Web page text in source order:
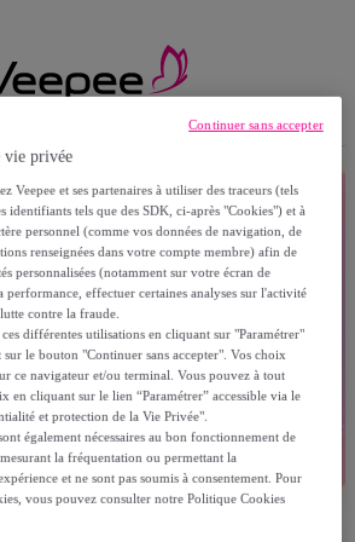
vie privée
Veepee et ses partenaires à utiliser des traceurs (tels
identifiants tels que des SDK, ci-après "Cookies") et à
personnel (comme vos données de navigation, de
renseignées dans votre compte membre) afin de
personnalisées (notamment sur votre écran de
performance, effectuer certaines analyses sur l'activité
contre la fraude.
différentes utilisations en cliquant sur "Paramétrer"
le bouton "Continuer sans accepter". Vos choix
ce navigateur et/ou terminal. Vous pouvez à tout
en cliquant sur le lien “Paramétrer” accessible via le
et protection de la Vie Privée".
également nécessaires au bon fonctionnement de
la fréquentation ou permettant la
et ne sont pas soumis à consentement. Pour
vous pouvez consulter notre Politique Cookies
Continuer sans accepter